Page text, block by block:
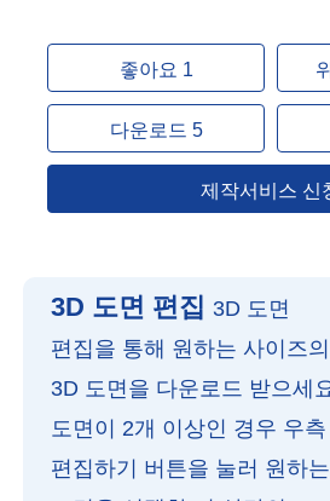
좋아요 1
다운로드 5
제작서비스 신
3D 도면 편집 3D 도면
편집을 통해 원하는 사이즈의
3D 도면을 다운로드 받으세
도면이 2개 이상인 경우 우측
편집하기 버튼을 눌러 원하는